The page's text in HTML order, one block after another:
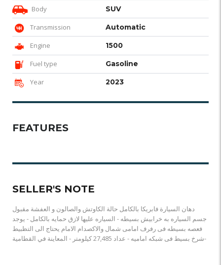
Body SUV
Transmission Automatic
Engine 1500
Fuel type Gasoline
Year 2023
FEATURES
SELLER'S NOTE
دهان السيارة فابريكا بالكامل حالة الكاوتش والصالون و العفشة مقبول
جسم السياره به خرابيش بسيطه - السياره عليها لازق حمايه بالكامل - يوجد
فعصه بسيطه فى رفرف امامى شمال والاكصدام الامام يحتاج الى التظبيط
-شرخ بسيط فى شبكه اماميه - عداد 27,485 كيلومتر - المعاينة في القطامية